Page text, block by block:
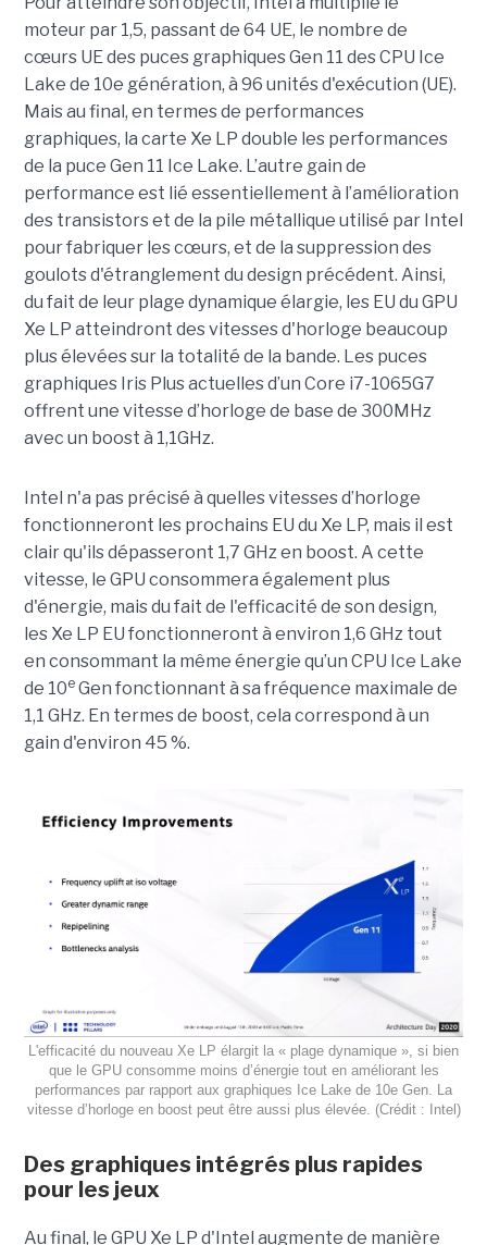
moteur par 1,5, passant de 64 UE, le nombre de
cœurs UE des puces graphiques Gen 11 des CPU Ice
Lake de 10e génération, à 96 unités d'exécution (UE).
Mais au final, en termes de performances
graphiques, la carte Xe LP double les performances
de la puce Gen 11 Ice Lake. L’autre gain de
performance est lié essentiellement à l’amélioration
des transistors et de la pile métallique utilisé par Intel
pour fabriquer les cœurs, et de la suppression des
goulots d'étranglement du design précédent. Ainsi,
du fait de leur plage dynamique élargie, les EU du GPU
Xe LP atteindront des vitesses d'horloge beaucoup
plus élevées sur la totalité de la bande. Les puces
graphiques Iris Plus actuelles d’un Core i7-1065G7
offrent une vitesse d’horloge de base de 300MHz
avec un boost à 1,1GHz.
Intel n'a pas précisé à quelles vitesses d’horloge
fonctionneront les prochains EU du Xe LP, mais il est
clair qu'ils dépasseront 1,7 GHz en boost. A cette
vitesse, le GPU consommera également plus
d'énergie, mais du fait de l'efficacité de son design,
les Xe LP EU fonctionneront à environ 1,6 GHz tout
en consommant la même énergie qu’un CPU Ice Lake
de 10eGen fonctionnant à sa fréquence maximale de
1,1 GHz. En termes de boost, cela correspond à un
gain d'environ 45 %.
L'efficacité du nouveau Xe LP élargit la « plage dynamique », si bien
que le GPU consomme moins d’énergie tout en améliorant les
performances par rapport aux graphiques Ice Lake de 10e Gen. La
vitesse d’horloge en boost peut être aussi plus élevée. (Crédit : Intel)
Des graphiques intégrés plus rapides
pour les jeux
Au final, le GPU Xe LP d'Intel augmente de manière